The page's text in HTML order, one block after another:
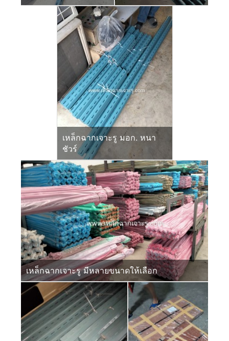
เหล็กฉากเจาะรู มอก. หนา
ชัวร์
เหล็กฉากเจาะรู มีหลายขนาดให้เลือก